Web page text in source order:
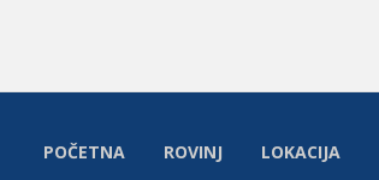
POČETNA ROVINJ LOKACIJA